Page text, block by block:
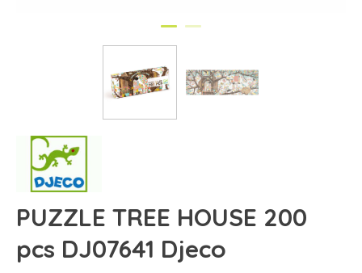
PUZZLE TREE HOUSE 200
pcs DJ07641 Djeco